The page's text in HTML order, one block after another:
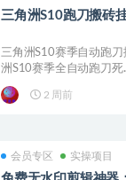
三角洲S10跑刀搬砖
三角洲S10赛季自动跑
洲S10赛季全自动跑刀死
2 周前
会员专区 实操项目